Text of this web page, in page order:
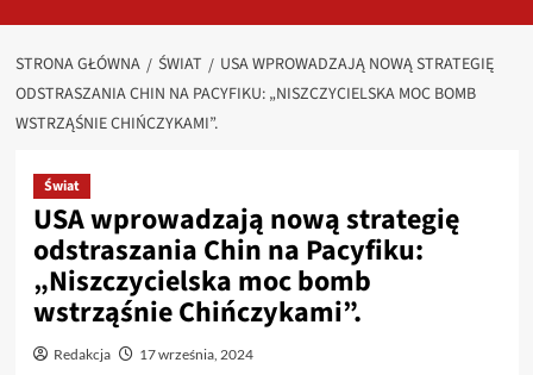
STRONA GŁÓWNA ŚWIAT
USA WPROWADZAJĄ NOWĄ STRATEGIĘ
ODSTRASZANIA CHIN NA PACYFIKU: „NISZCZYCIELSKA MOC BOMB
WSTRZĄŚNIE CHIŃCZYKAMI”.
Świat
USA wprowadzają nową strategię
odstraszania Chin na Pacyfiku:
„Niszczycielska moc bomb
wstrząśnie Chińczykami”.
Redakcja 17 września, 2024